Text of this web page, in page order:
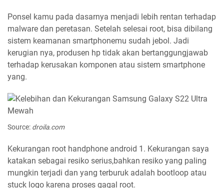
Ponsel kamu pada dasarnya menjadi lebih rentan terhadap
malware dan peretasan. Setelah selesai root, bisa dibilang
sistem keamanan smartphonemu sudah jebol. Jadi
kerugian nya, produsen hp tidak akan bertanggungjawab
terhadap kerusakan komponen atau sistem smartphone
yang.
Source: droila.com
Kekurangan root handphone android 1. Kekurangan saya
katakan sebagai resiko serius,bahkan resiko yang paling
mungkin terjadi dan yang terburuk adalah bootloop atau
stuck logo karena proses gagal root.